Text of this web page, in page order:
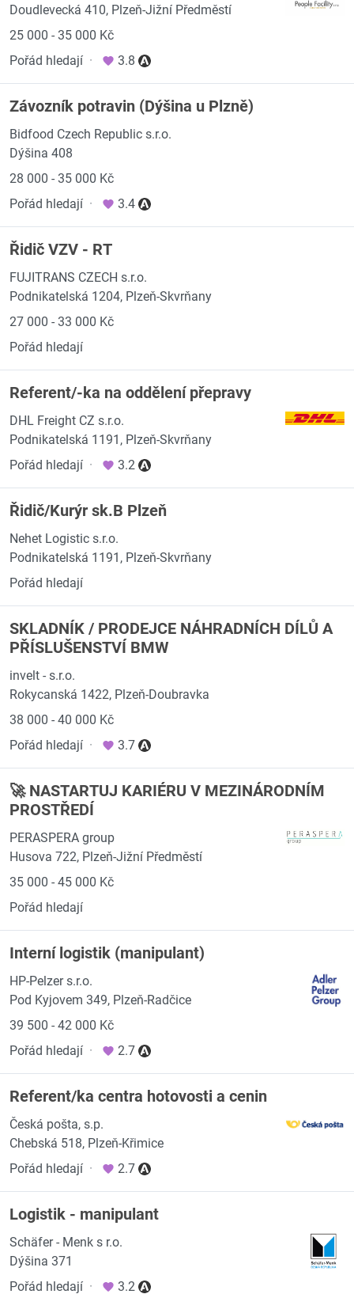
Doudlevecká 410, Plzeň-Jižní Předměstí
25 000 - 35 000 Kč
Pořád hledají · 3.8
Závozník potravin (Dýšina u Plzně)
Bidfood Czech Republic s.r.o.
Dýšina 408
28 000 - 35 000 Kč
Pořád hledají · 3.4
Řidič VZV - RT
FUJITRANS CZECH s.r.o.
Podnikatelská 1204, Plzeň-Skvrňany
27 000 - 33 000 Kč
Pořád hledají
Referent/-ka na oddělení přepravy
DHL Freight CZ s.r.o.
Podnikatelská 1191, Plzeň-Skvrňany
Pořád hledají · 3.2
Řidič/Kurýr sk.B Plzeň
Nehet Logistic s.r.o.
Podnikatelská 1191, Plzeň-Skvrňany
Pořád hledají
SKLADNÍK / PRODEJCE NÁHRADNÍCH DÍLŮ A
PŘÍSLUŠENSTVÍ BMW
invelt - s.r.o.
Rokycanská 1422, Plzeň-Doubravka
38 000 - 40 000 Kč
Pořád hledají · 3.7
🚀 NASTARTUJ KARIÉRU V MEZINÁRODNÍM
PROSTŘEDÍ
PERASPERA group
Husova 722, Plzeň-Jižní Předměstí
35 000 - 45 000 Kč
Pořád hledají
Interní logistik (manipulant)
HP-Pelzer s.r.o.
Pod Kyjovem 349, Plzeň-Radčice
39 500 - 42 000 Kč
Pořád hledají · 2.7
Referent/ka centra hotovosti a cenin
Česká pošta, s.p.
Chebská 518, Plzeň-Křimice
Pořád hledají · 2.7
Logistik - manipulant
Schäfer - Menk s r.o.
Dýšina 371
Pořád hledají · 3.2